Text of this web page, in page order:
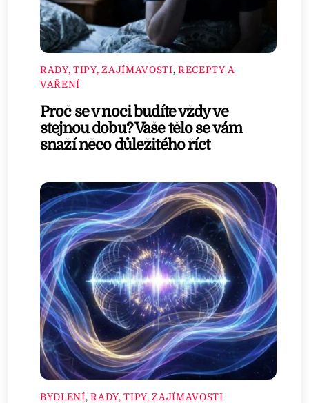
RADY, TIPY, ZAJÍMAVOSTI, RECEPTY A
VAŘENÍ
Proč se v noci budíte vždy ve
stejnou dobu? Vaše tělo se vám
snaží něco důležitého říct
BYDLENÍ,RADY, TIPY, ZAJÍMAVOSTI